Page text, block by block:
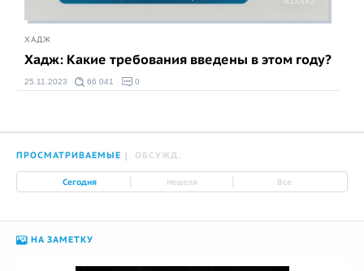
ХАДЖ
Хадж: Какие требования введены в этом году?
25.11.2023 66 041 0
ПРОСМАТРИВАЕМЫЕ ОБСУЖД.
Сегодня Неделя Все
НА ЗАМЕТКУ